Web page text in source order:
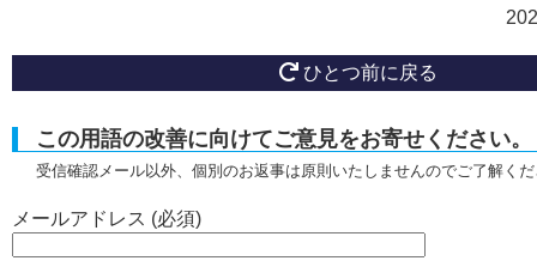
ひとつ前に戻る
この用語の改善に向けてご意見をお寄せください。
受信確認メール以外、個別のお返事は原則いたしませんのでご了解く
メールアドレス (必須)